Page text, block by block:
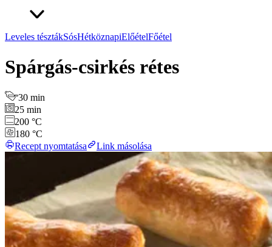
Leveles tésztákSósHétköznapiElőételFőétel
Spárgás-csirkés rétes
30 min
25 min
200 °C
180 °C
Recept nyomtatása
Link másolása